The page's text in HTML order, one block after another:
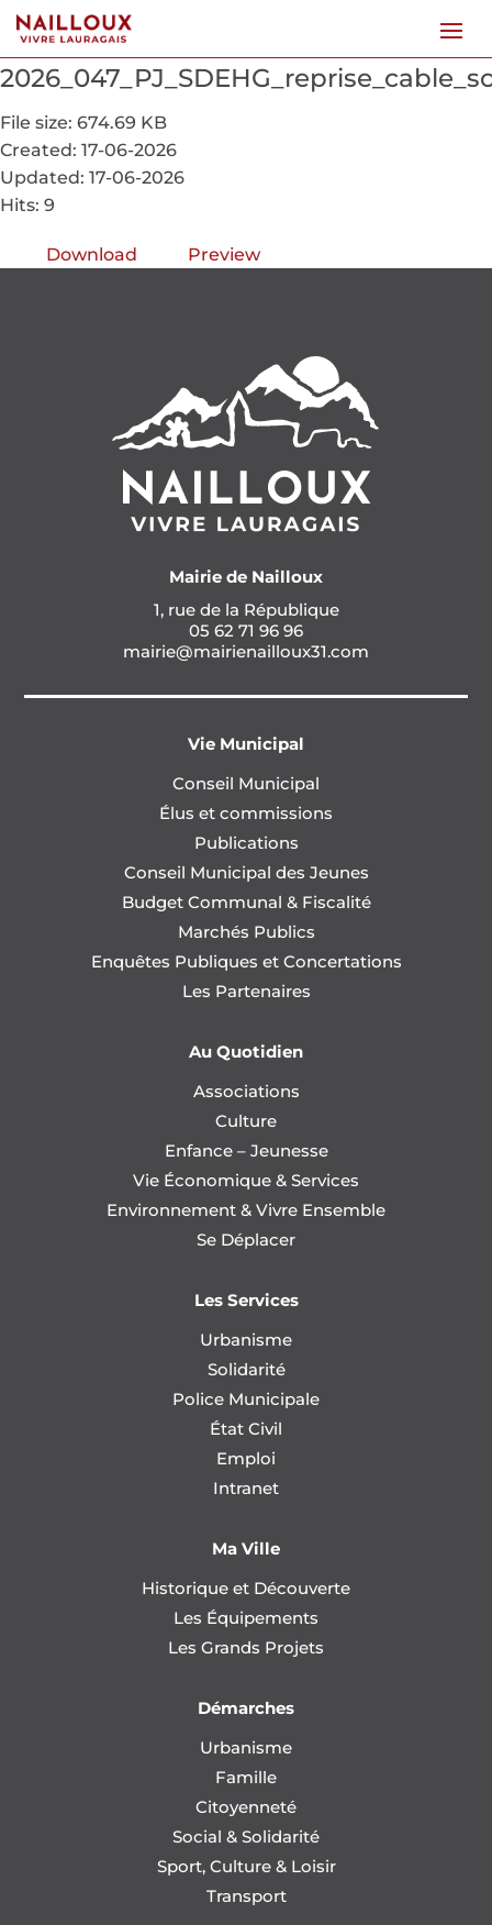
File size: 674.69 KB
Created: 17-06-2026
Updated: 17-06-2026
Hits: 9
Download Preview
Mairie de Nailloux
1, rue de la République
05 62 71 96 96
mairie@mairienailloux31.com
Vie Municipal
Conseil Municipal
Élus et commissions
Publications
Conseil Municipal des Jeunes
Budget Communal & Fiscalité
Marchés Publics
Enquêtes Publiques et Concertations
Les Partenaires
Au Quotidien
Associations
Culture
Enfance – Jeunesse
Vie Économique & Services
Environnement & Vivre Ensemble
Se Déplacer
Les Services
Urbanisme
Solidarité
Police Municipale
État Civil
Emploi
Intranet
Ma Ville
Historique et Découverte
Les Équipements
Les Grands Projets
Démarches
Urbanisme
Famille
Citoyenneté
Social & Solidarité
Sport, Culture & Loisir
Transport